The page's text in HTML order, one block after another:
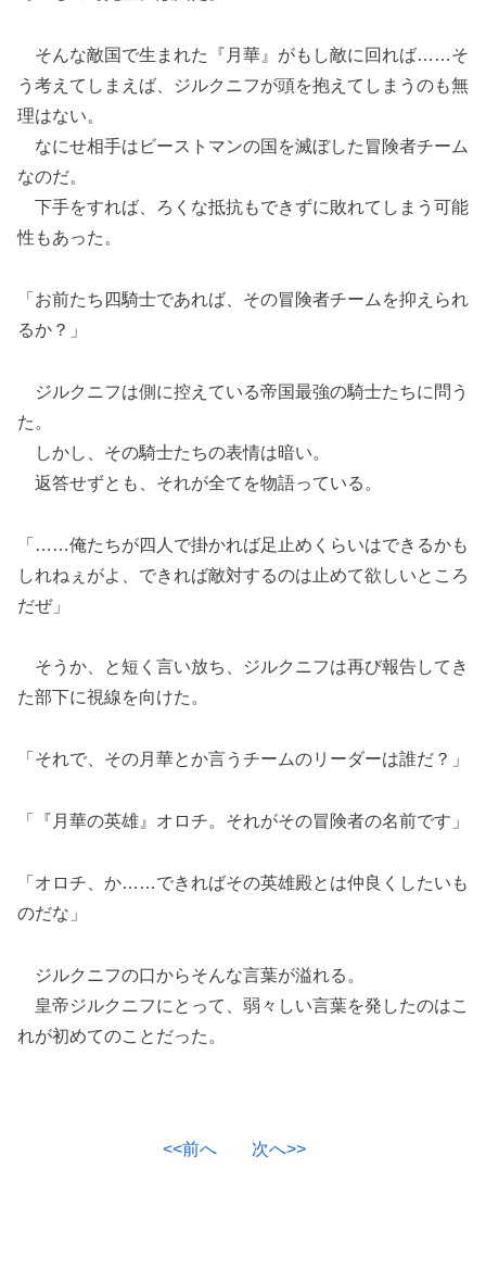
そんな敵国で生まれた『月華』がもし敵に回れば……そ
う考えてしまえば、ジルクニフが頭を抱えてしまうのも無
理はない。
なにせ相手はビーストマンの国を滅ぼした冒険者チーム
なのだ。
下手をすれば、ろくな抵抗もできずに敗れてしまう可能
性もあった。
「お前たち四騎士であれば、その冒険者チームを抑えられ
るか？」
ジルクニフは側に控えている帝国最強の騎士たちに問う
た。
しかし、その騎士たちの表情は暗い。
返答せずとも、それが全てを物語っている。
「……俺たちが四人で掛かれば足止めくらいはできるかも
しれねぇがよ、できれば敵対するのは止めて欲しいところ
だぜ」
そうか、と短く言い放ち、ジルクニフは再び報告してき
た部下に視線を向けた。
「それで、その月華とか言うチームのリーダーは誰だ？」
「『月華の英雄』オロチ。それがその冒険者の名前です」
「オロチ、か……できればその英雄殿とは仲良くしたいも
のだな」
ジルクニフの口からそんな言葉が溢れる。
皇帝ジルクニフにとって、弱々しい言葉を発したのはこ
れが初めてのことだった。
<<前へ 次へ>>